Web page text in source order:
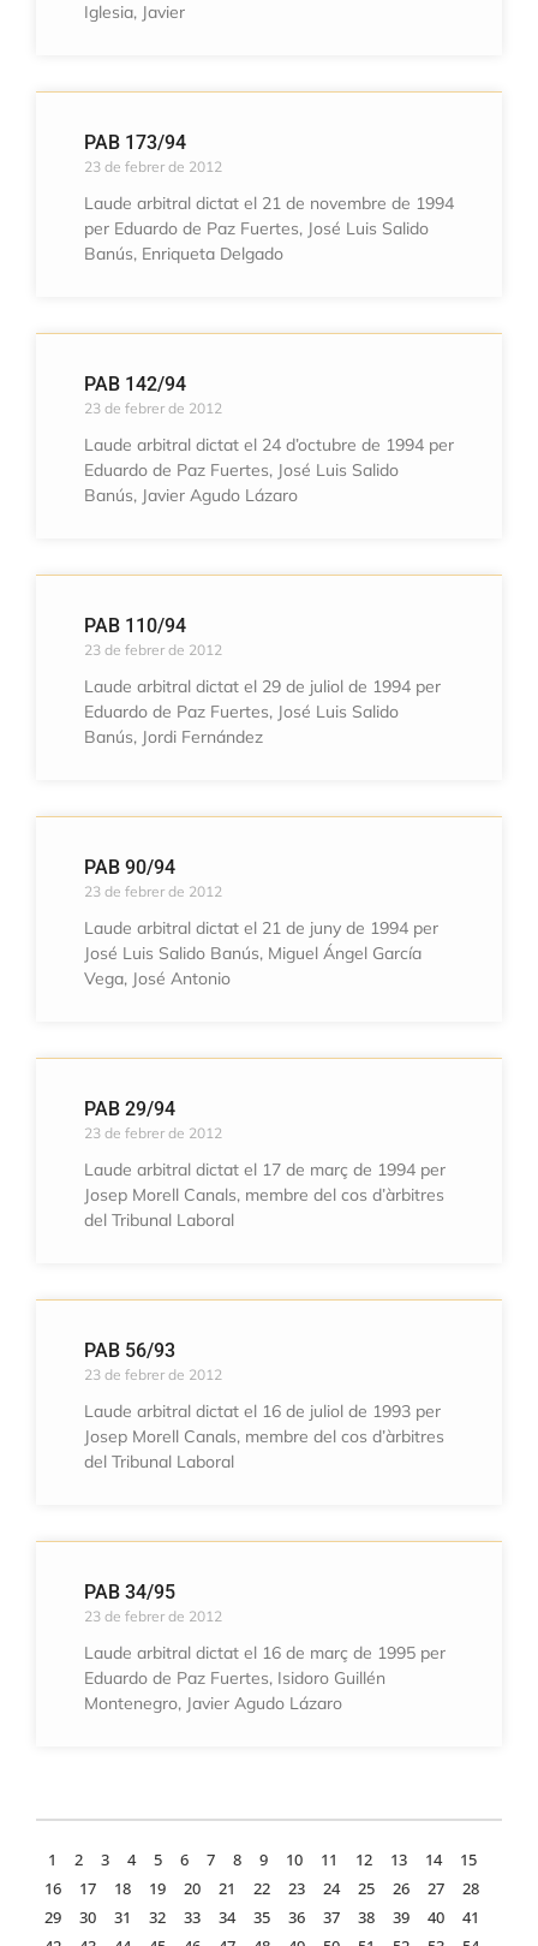
Iglesia, Javier
PAB 173/94
23 de febrer de 2012
Laude arbitral dictat el 21 de novembre de 1994
per Eduardo de Paz Fuertes, José Luis Salido
Banús, Enriqueta Delgado
PAB 142/94
23 de febrer de 2012
Laude arbitral dictat el 24 d’octubre de 1994 per
Eduardo de Paz Fuertes, José Luis Salido
Banús, Javier Agudo Lázaro
PAB 110/94
23 de febrer de 2012
Laude arbitral dictat el 29 de juliol de 1994 per
Eduardo de Paz Fuertes, José Luis Salido
Banús, Jordi Fernández
PAB 90/94
23 de febrer de 2012
Laude arbitral dictat el 21 de juny de 1994 per
José Luis Salido Banús, Miguel Ángel García
Vega, José Antonio
PAB 29/94
23 de febrer de 2012
Laude arbitral dictat el 17 de març de 1994 per
Josep Morell Canals, membre del cos d’àrbitres
del Tribunal Laboral
PAB 56/93
23 de febrer de 2012
Laude arbitral dictat el 16 de juliol de 1993 per
Josep Morell Canals, membre del cos d’àrbitres
del Tribunal Laboral
PAB 34/95
23 de febrer de 2012
Laude arbitral dictat el 16 de març de 1995 per
Eduardo de Paz Fuertes, Isidoro Guillén
Montenegro, Javier Agudo Lázaro
1 2 3 4 5 6 7 8 9 10 11 12 13 14
15
16
17 18 19 20 21 22 23 24 25 26 27
28
29
30 31 32 33 34 35 36 37 38 39 40
41